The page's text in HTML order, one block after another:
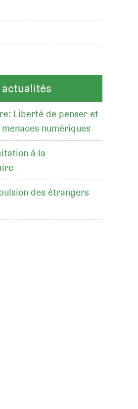
Liberté de penser et
numériques
à la
des étrangers